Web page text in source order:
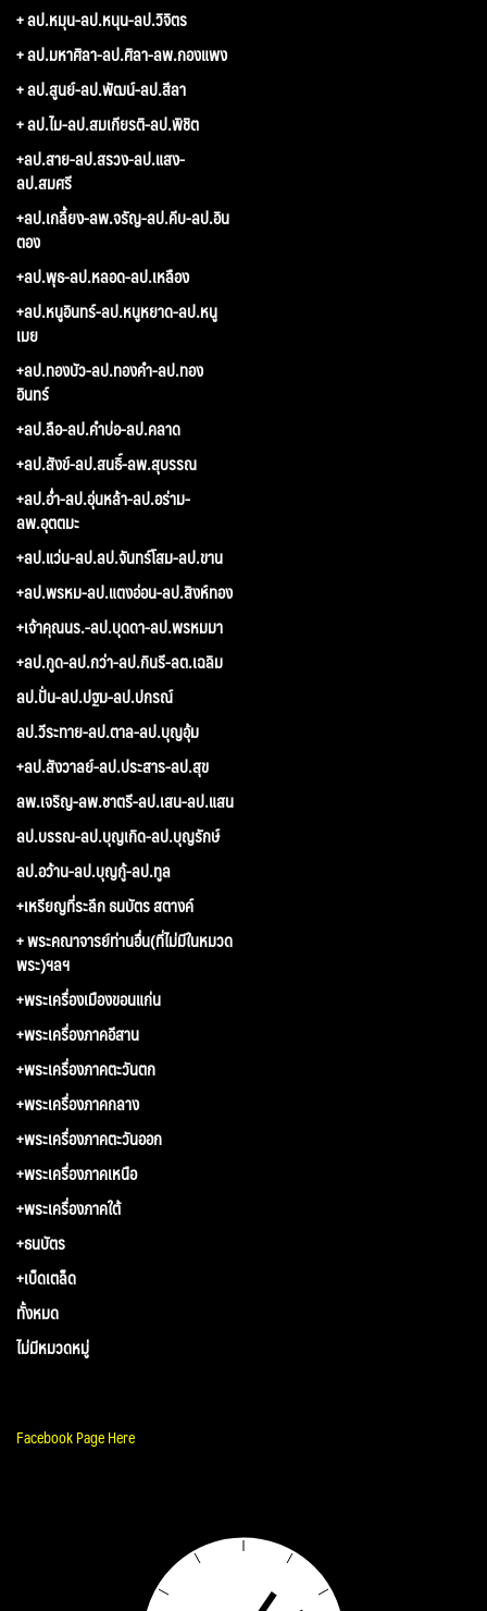
+ ลป.หมุน-ลป.หนุน-ลป.วิจิตร
+ ลป.มหาศิลา-ลป.ศิลา-ลพ.กองแพง
+ ลป.สูนย์-ลป.พัฒน์-ลป.สีลา
+ ลป.ไม-ลป.สมเกียรติ-ลป.พิชิต
+ลป.สาย-ลป.สรวง-ลป.แสง-
ลป.สมศรี
+ลป.เกลี้ยง-ลพ.จรัญ-ลป.คีบ-ลป.อิน
ตอง
+ลป.พุธ-ลป.หลอด-ลป.เหลือง
+ลป.หนูอินทร์-ลป.หนูหยาด-ลป.หนู
เมย
+ลป.ทองบัว-ลป.ทองคำ-ลป.ทอง
อินทร์
+ลป.ลือ-ลป.คำบ่อ-ลป.คลาด
+ลป.สังข์-ลป.สนธิ์-ลพ.สุบรรณ
+ลป.อ่ำ-ลป.อุ่นหล้า-ลป.อร่าม-
ลพ.อุตตมะ
+ลป.แว่น-ลป.ลป.จันทร์โสม-ลป.ขาน
+ลป.พรหม-ลป.แตงอ่อน-ลป.สิงห์ทอง
+เจ้าคุณนร.-ลป.บุดดา-ลป.พรหมมา
+ลป.กูด-ลป.กว่า-ลป.กินรี-ลต.เฉลิม
ลป.ปั่น-ลป.ปฐม-ลป.ปกรณ์
ลป.วีระทาย-ลป.ตาล-ลป.บุญอุ้ม
+ลป.สังวาลย์-ลป.ประสาร-ลป.สุข
ลพ.เจริญ-ลพ.ชาตรี-ลป.เสน-ลป.แสน
ลป.บรรณ-ลป.บุญเกิด-ลป.บุญรักษ์
ลป.อว้าน-ลป.บุญกู้-ลป.ทูล
+เหรียญที่ระลึก ธนบัตร สตางค์
+ พระคณาจารย์ท่านอื่น(ที่ไม่มีในหมวด
พระ)ฯลฯ
+พระเครื่องเมืองขอนแก่น
+พระเครื่องภาคอีสาน
+พระเครื่องภาคตะวันตก
+พระเครื่องภาคกลาง
+พระเครื่องภาคตะวันออก
+พระเครื่องภาคเหนือ
+พระเครื่องภาคใต้
+ธนบัตร
+เบ็ดเตล็ด
ทั้งหมด
ไม่มีหมวดหมู่
Facebook Page Here